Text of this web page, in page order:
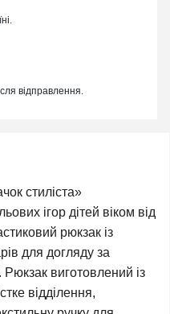
стиліста»
ігор дітей віком від
рюкзак із
для догляду за
Рюкзак виготовлений із
відділення,
відправлення.